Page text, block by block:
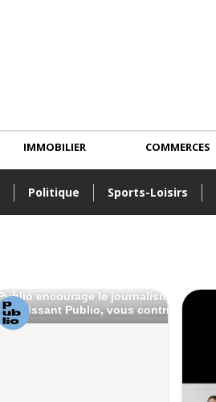
Politique Sports-Loisirs
IMMOBILIER COMMERCES